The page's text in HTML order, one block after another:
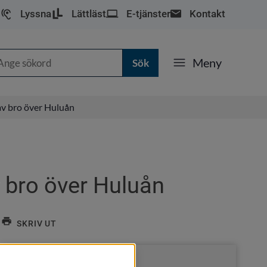
Lyssna Lättläst E-tjänster Kontakt
Meny
bro över Huluån
över Huluån
SKRIV UT